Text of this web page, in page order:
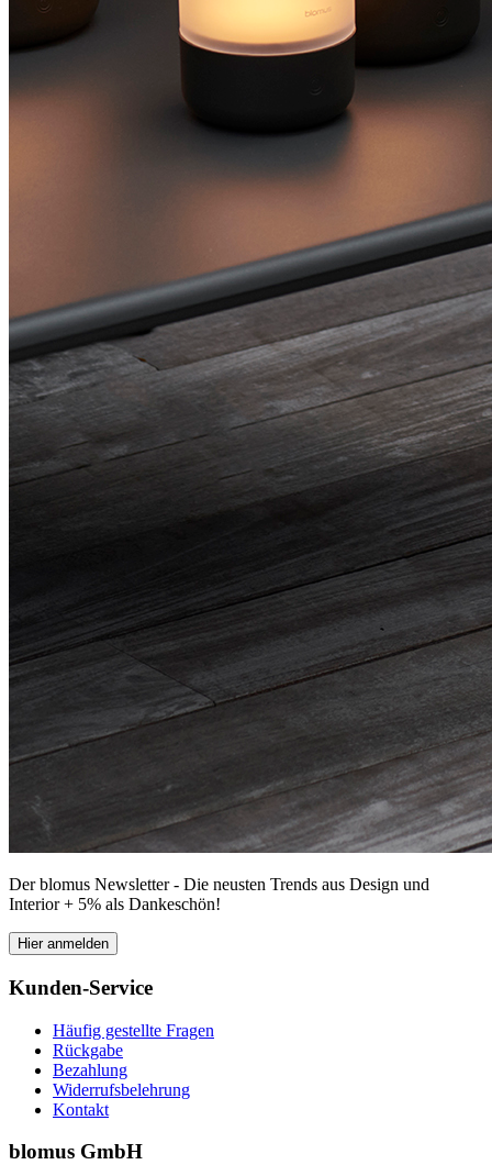
Der blomus Newsletter - Die neusten Trends aus Design und
Interior + 5% als Dankeschön!
Hier anmelden
Kunden-Service
Häufig gestellte Fragen
Rückgabe
Bezahlung
Widerrufsbelehrung
Kontakt
blomus GmbH